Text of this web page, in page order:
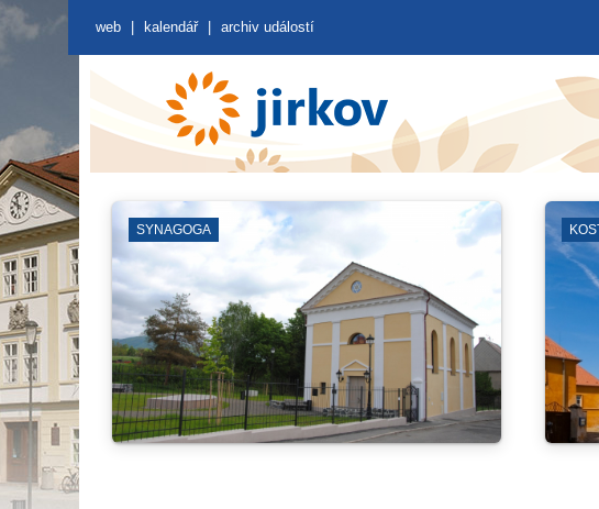
web kalendář archiv událostí
KOSTEL SV. JILJÍ